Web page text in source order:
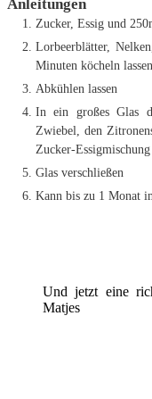
Anleitungen
Zucker, Essig und
Lorbeerblätter,
Minuten köcheln lassen
Abkühlen lassen
In ein großes Glas
Zwiebel, den
Zucker-
Glas verschließen
Kann bis zu 1 Monat
Und jetzt eine
Matjes